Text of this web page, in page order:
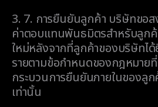
3. 7. การยืนยันลูกค้า บริษัทขอส
ค่าตอบแทนพันธมิตรสำหรับลูก
ใหม่หลังจากที่ลูกค้าของบริษัทไ
รายตามข้อกำหนดของกฎหมาย
กระบวนการยืนยันภายในของลู
เท่านั้น